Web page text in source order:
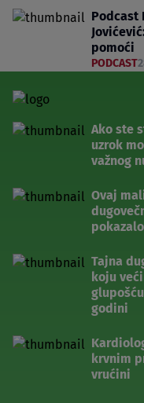
Podcast
pomoći
PODCAST
Ako ste
uzrok
važnog
Ovaj
Tajna
koju
godini
krvnim
vrućini